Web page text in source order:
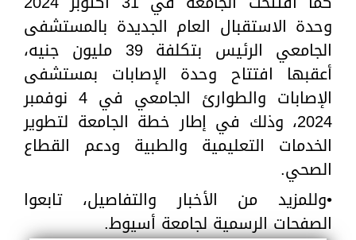
وحدة الاستقبال العام الجديدة بالمستشفى
الجامعي الرئيس بتكلفة 39 مليون جنيه،
أعقبها افتتاح وحدة الإصابات بمستشفى
الإصابات والطوارئ الجامعي في 4 نوفمبر
2024، وذلك في إطار خطة الجامعة لتطوير
الخدمات التعليمية والطبية ودعم القطاع
الصحي.
•وللمزيد من الأخبار والتفاصيل، تابعوا
الصفحات الرسمية لجامعة أسيوط.